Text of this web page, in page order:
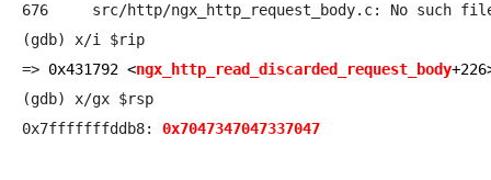
676	src/http/ngx_http_request_body.c: No such file or directory.
(gdb) x/i $rip
=> 0x431792 <ngx_http_read_discarded_request_body
(gdb) x/gx $rsp
0x7047347047337047